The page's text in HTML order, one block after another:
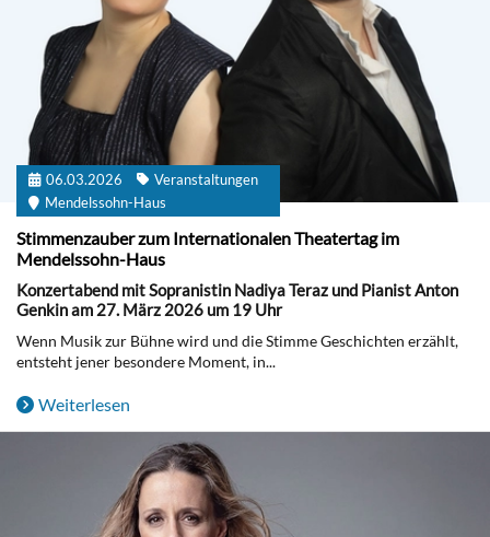
06.03.2026
Veranstaltungen
Mendelssohn-Haus
Stimmenzauber zum Internationalen Theatertag im
Mendelssohn-Haus
Konzertabend mit Sopranistin Nadiya Teraz und Pianist Anton
Genkin am 27. März 2026 um 19 Uhr
Wenn Musik zur Bühne wird und die Stimme Geschichten erzählt,
entsteht jener besondere Moment, in...
Weiterlesen